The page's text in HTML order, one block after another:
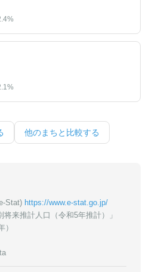
%
%
他のまちと比較する
Stat) https://www.e-stat.go.jp/
来推計人口（令和5年推計）」